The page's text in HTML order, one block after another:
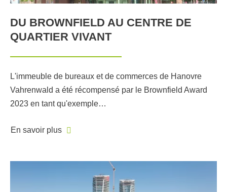
DU BROWNFIELD AU CENTRE DE
QUARTIER VIVANT
L'immeuble de bureaux et de commerces de Hanovre
Vahrenwald a été récompensé par le Brownfield Award
2023 en tant qu'exemple…
En savoir plus